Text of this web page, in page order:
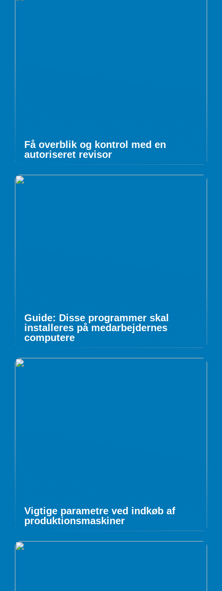
Få overblik og kontrol med en
autoriseret revisor
Guide: Disse programmer skal
installeres på medarbejdernes
computere
Vigtige parametre ved indkøb af
produktionsmaskiner